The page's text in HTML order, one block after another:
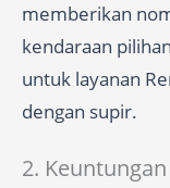
memberikan
kendaraan
untuk layanan
dengan supir.
2.